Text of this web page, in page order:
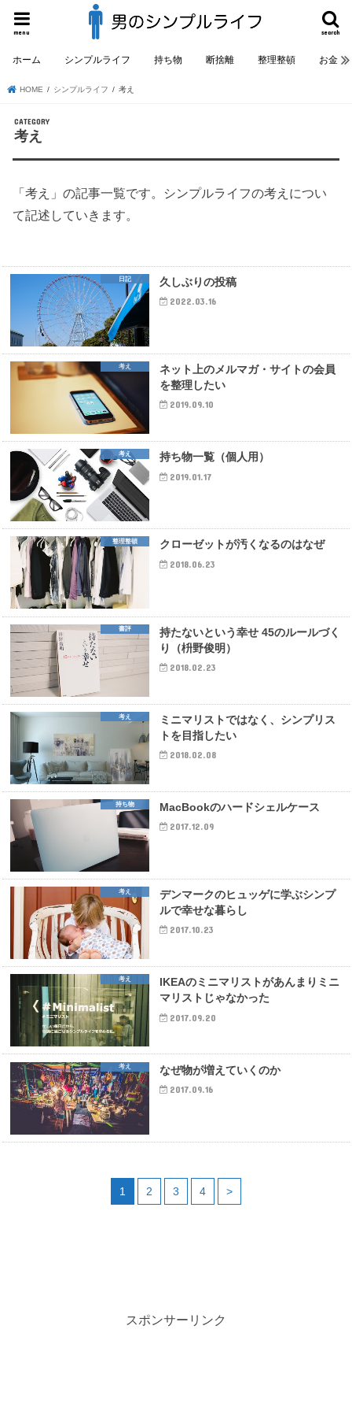
search
menu
ホーム シンプルライフ 持ち物 断捨離 整理整頓 お金
HOME シンプルライフ 考え
考え
「考え」の記事一覧です。シンプルライフの考えについ
て記述していきます。
日記 久しぶりの投稿
2022.03.16
考え
ネット上のメルマガ・サイトの会員
を整理したい
2019.09.10
考え 持ち物一覧（個人用）
2019.01.17
整理整頓 クローゼットが汚くなるのはなぜ
2018.06.23
書評
持たないという幸せ 45のルールづく
り（枡野俊明）
2018.02.23
考え
ミニマリストではなく、シンプリス
トを目指したい
2018.02.08
持ち物 MacBookのハードシェルケース
2017.12.09
考え
デンマークのヒュッゲに学ぶシンプ
ルで幸せな暮らし
2017.10.23
考え
IKEAのミニマリストがあんまりミニ
マリストじゃなかった
2017.09.20
考え なぜ物が増えていくのか
2017.09.16
1 2 3 4 >
スポンサーリンク